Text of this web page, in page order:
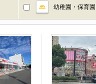
幼稚園・保育園